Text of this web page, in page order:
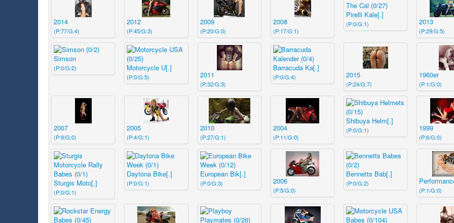
2014
(P:77/G:4)
2012
(P:45/G:3)
2009
(P:20/G:0)
2008
(P:17/G:1)
Pirelli Kale[.]
(P:0/G:1) 2013
(P:29/G:5)
Simson
(P:0/G:2) Motorcycle U[.]
(P:0/G:5) 2011
(P:32/G:3)
Barracuda Ka[.]
(P:0/G:4) 2015
(P:24/G:7)
1960er
(P:1/G:0)
2007
(P:9/G:0)
2005
(P:4/G:1)
2010
(P:27/G:1)
2004
(P:11/G:0)
Shibuya Helm[.]
(P:0/G:1) 1999
(P:6/G:0)
Sturgis Moto[.]
(P:0/G:1)
Daytona Bike[.]
(P:0/G:1)
European Bik[.]
(P:0/G:3) 2006
(P:5/G:0)
Bennetts Bab[.]
(P:0/G:2)
(P:1/G:0)